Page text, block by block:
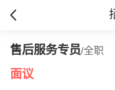
售后服务专员/全职
面议